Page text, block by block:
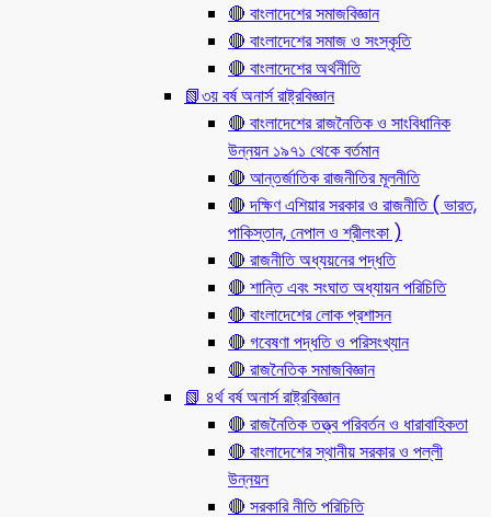
🔴 বাংলাদেশের সমাজবিজ্ঞান
🔴 বাংলাদেশের সমাজ ও সংস্কৃতি
🔴 বাংলাদেশের অর্থনীতি
📗৩য় বর্ষ অনার্স রাষ্ট্রবিজ্ঞান
🔴 বাংলাদেশের রাজনৈতিক ও সাংবিধানিক
উন্নয়ন ১৯৭১ থেকে বর্তমান
🔴 আন্তর্জাতিক রাজনীতির মূলনীতি
🔴 দক্ষিণ এশিয়ার সরকার ও রাজনীতি ( ভারত,
পাকিস্তান, নেপাল ও শ্রীলংকা )
🔴 রাজনীতি অধ্যয়নের পদ্ধতি
🔴 শান্তি এবং সংঘাত অধ্যায়ন পরিচিতি
🔴 বাংলাদেশের লোক প্রশাসন
🔴 গবেষণা পদ্ধতি ও পরিসংখ্যান
🔴 রাজনৈতিক সমাজবিজ্ঞান
📗 ৪র্থ বর্ষ অনার্স রাষ্ট্রবিজ্ঞান
🔴 রাজনৈতিক তত্ত্ব পরিবর্তন ও ধারাবাহিকতা
🔴 বাংলাদেশের স্থানীয় সরকার ও পল্লী
উন্নয়ন
🔴 সরকারি নীতি পরিচিতি